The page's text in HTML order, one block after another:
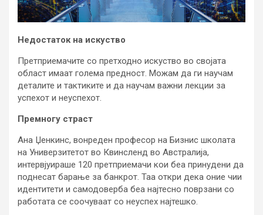
Недостаток на искуство
Претприемачите со претходно искуство во својата
област имаат голема предност. Можам да ги научам
деталите и тактиките и да научам важни лекции за
успехот и неуспехот.
Премногу страст
Ана Џенкинс, вонреден професор на Бизнис школата
на Универзитетот во Квинсленд во Австралија,
интервјуираше 120 претприемачи кои беа принудени да
поднесат барање за банкрот. Таа откри дека оние чии
идентитети и самодоверба беа најтесно поврзани со
работата се соочуваат со неуспех најтешко.